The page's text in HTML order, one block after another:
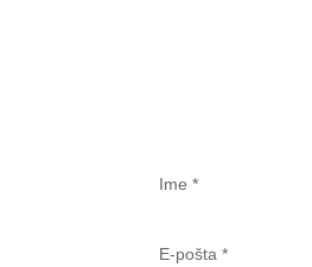
Ime*
E-pošta*